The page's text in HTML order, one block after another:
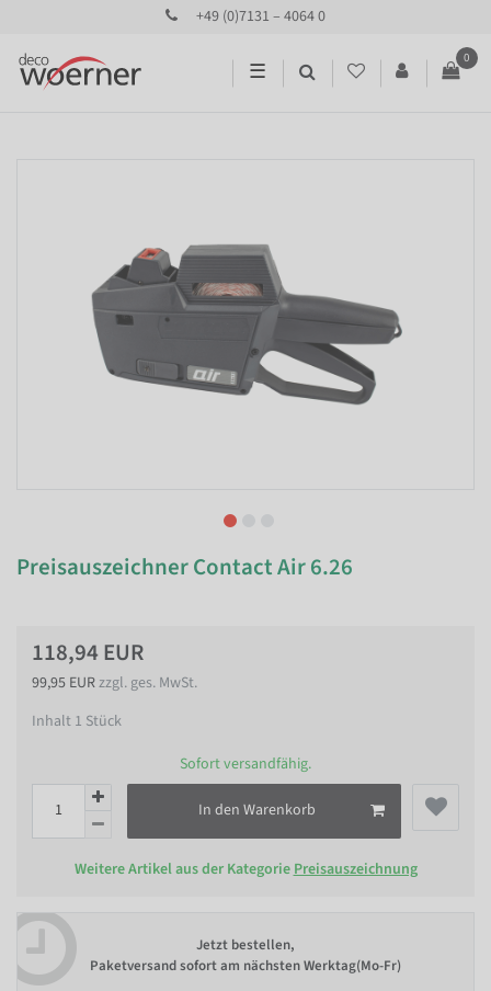
+49 (0)7131 – 4064 0
☰
0
Preisauszeichner Contact Air 6.26
118,94 EUR
99,95 EURzzgl. ges. MwSt.
Inhalt 1 Stück
Sofort versandfähig.
In den Warenkorb
Weitere Artikel aus der Kategorie Preisauszeichnung
Jetzt bestellen,
Paketversand sofort am nächsten Werktag(Mo-Fr)